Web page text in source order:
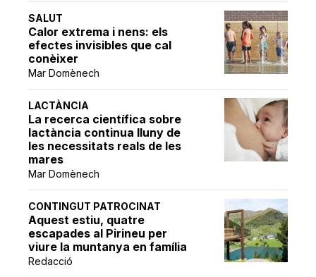
SALUT
Calor extrema i nens: els
efectes invisibles que cal
conèixer
Mar Domènech
LACTÀNCIA
La recerca científica sobre
lactància continua lluny de
les necessitats reals de les
mares
Mar Domènech
CONTINGUT PATROCINAT
Aquest estiu, quatre
escapades al Pirineu per
viure la muntanya en família
Redacció